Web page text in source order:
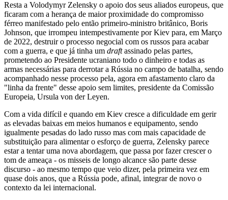
Resta a Volodymyr Zelensky o apoio dos seus aliados europeus, que
ficaram com a herança de maior proximidade do compromisso
férreo manifestado pelo então primeiro-ministro britânico, Boris
Johnson, que irrompeu intempestivamente por Kiev para, em Março
de 2022, destruir o processo negocial com os russos para acabar
com a guerra, e que já tinha um draftassinado pelas partes,
prometendo ao Presidente ucraniano todo o dinheiro e todas as
armas necessárias para derrotar a Rússia no campo de batalha, sendo
acompanhado nesse processo pela, agora em afastamento claro da
"linha da frente" desse apoio sem limites, presidente da Comissão
Europeia, Ursula von der Leyen.
Com a vida difícil e quando em Kiev cresce a dificuldade em gerir
as elevadas baixas em meios humanos e equipamento, sendo
igualmente pesadas do lado russo mas com mais capacidade de
substituição para alimentar o esforço de guerra, Zelensky parece
estar a tentar uma nova abordagem, que passa por fazer crescer o
tom de ameaça - os misseis de longo alcance são parte desse
discurso - ao mesmo tempo que veio dizer, pela primeira vez em
quase dois anos, que a Rússia pode, afinal, integrar de novo o
contexto da lei internacional.